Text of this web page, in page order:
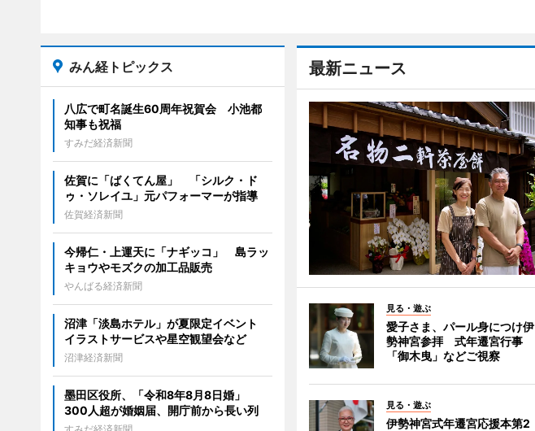
最新ニュース
見る・遊ぶ
愛子さま、パール身につけ伊
勢神宮参拝 式年遷宮行事
「御木曳」などご視察
見る・遊ぶ
伊勢神宮式年遷宮応援本第2
みん経トピックス
八広で町名誕生60周年祝賀会 小池都
知事も祝福
すみだ経済新聞
佐賀に「ばくてん屋」 「シルク・ド
ゥ・ソレイユ」元パフォーマーが指導
佐賀経済新聞
今帰仁・上運天に「ナギッコ」 島ラッ
キョウやモズクの加工品販売
やんばる経済新聞
沼津「淡島ホテル」が夏限定イベント
イラストサービスや星空観望会など
沼津経済新聞
墨田区役所、「令和8年8月8日婚」
300人超が婚姻届、開庁前から長い列